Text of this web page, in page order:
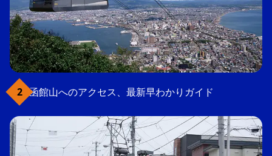
函館山へのアクセス、最新早わかりガイド